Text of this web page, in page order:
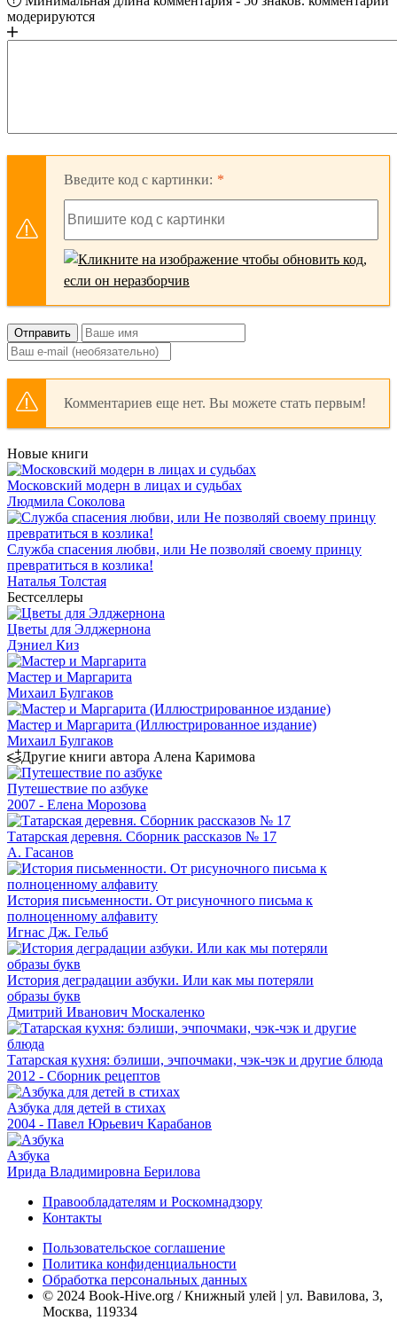
модерируются
Введите код с картинки:
Отправить
Комментариев еще нет. Вы можете стать первым!
Новые книги
Московский модерн в лицах и судьбах
Людмила Соколова
Служба спасения любви, или Не позволяй своему принцу
превратиться в козлика!
Наталья Толстая
Бестселлеры
Цветы для Элджернона
Дэниел Киз
Мастер и Маргарита
Михаил Булгаков
Мастер и Маргарита (Иллюстрированное издание)
Михаил Булгаков
Другие книги автора Алена Каримова
Путешествие по азбуке
2007 - Елена Морозова
Татарская деревня. Сборник рассказов № 17
А. Гасанов
История письменности. От рисуночного письма к
полноценному алфавиту
Игнас Дж. Гельб
История деградации азбуки. Или как мы потеряли
образы букв
Дмитрий Иванович Москаленко
Татарская кухня: бэлиши, эчпочмаки, чэк-чэк и другие блюда
2012 - Сборник рецептов
Азбука для детей в стихах
2004 - Павел Юрьевич Карабанов
Азбука
Ирида Владимировна Берилова
Правообладателям и Роскомнадзору
Контакты
Пользовательское соглашение
Политика конфиденциальности
Обработка персональных данных
© 2024 Book-Hive.org / Книжный улей | ул. Вавилова, 3,
Москва, 119334